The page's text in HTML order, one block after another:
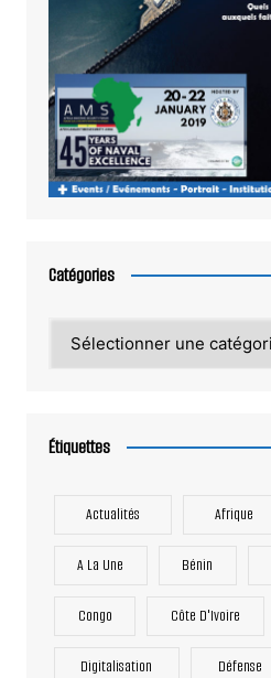
Catégories
Étiquettes
Actualités Afrique
A La Une Bénin
Congo Côte D'Ivoire
Digitalisation Défense